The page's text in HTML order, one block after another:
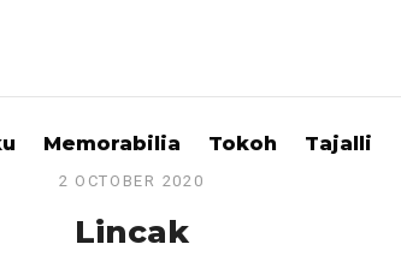
Memorabilia Tokoh Tajalli
2 OCTOBER 2020
Lincak